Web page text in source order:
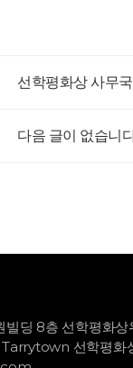
선학평화상 사무
다음 글이 없습니
딩 8층 선학평화상
선학평화